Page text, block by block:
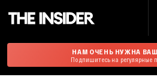
НАМ ОЧЕНЬ НУЖНА
Подпишитесь на регулярные